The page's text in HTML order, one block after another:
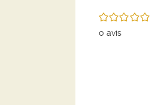
/5
0 avis